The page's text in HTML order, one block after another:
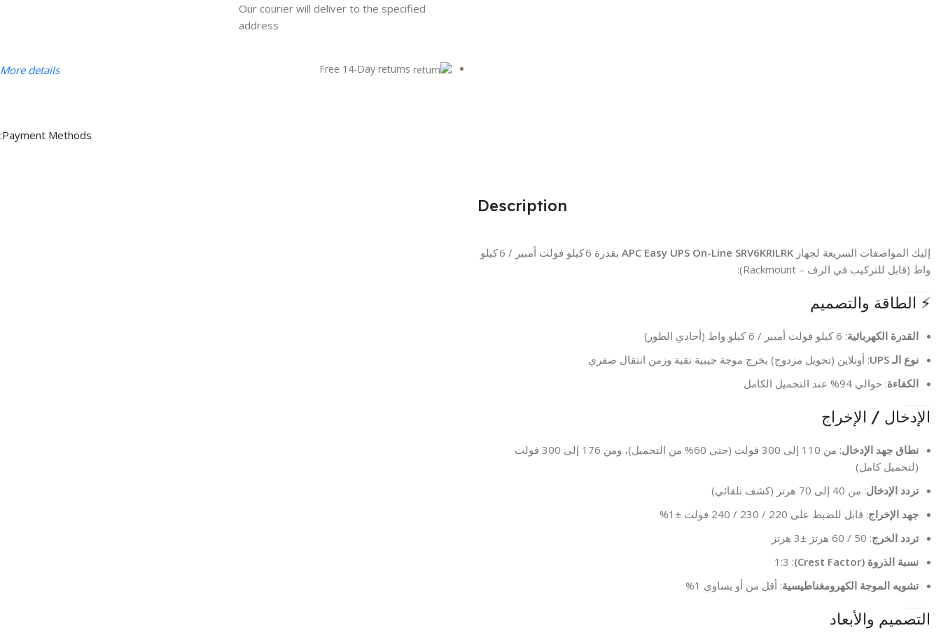
Our courier will deliver to the specified
address
Free 14-Day returns
More details
Payment Methods:
Description
إليك المواصفات السريعة لجهاز APC Easy UPS On-Line SRV6KRILRK
بقدرة 6 كيلو فولت أمبير / 6 كيلو
واط (قابل للتركيب في الرف – Rackmount):
⚡ الطاقة والتصميم
القدرة الكهربائية: 6 كيلو فولت أمبير / 6 كيلو واط (أحادي الطور)
نوع الـ UPS
: أونلاين (تحويل مزدوج) بخرج موجة جيبية نقية وزمن انتقال صفري
الكفاءة: حوالي 94% عند التحميل الكامل
الإدخال / الإخراج
نطاق جهد الإدخال
: من 110 إلى 300 فولت (حتى 60% من التحميل)، ومن 176 إلى 300 فولت
(لتحميل كامل)
تردد الإدخال: من 40 إلى 70 هرتز (كشف تلقائي)
جهد الإخراج: قابل للضبط على 220 / 230 / 240 فولت ±1%
تردد الخرج: 50 / 60 هرتز ±3 هرتز
نسبة الذروة (Crest Factor)
: 1:3
تشويه الموجة الكهرومغناطيسية: أقل من أو يساوي 1%
التصميم والأبعاد